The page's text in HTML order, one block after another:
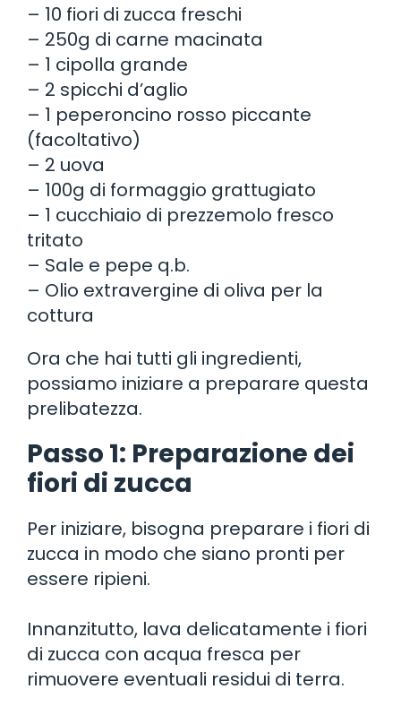
– 10 fiori di zucca freschi
– 250g di carne macinata
– 1 cipolla grande
– 2 spicchi d’aglio
– 1 peperoncino rosso piccante
(facoltativo)
– 2 uova
– 100g di formaggio grattugiato
– 1 cucchiaio di prezzemolo fresco
tritato
– Sale e pepe q.b.
– Olio extravergine di oliva per la
cottura
Ora che hai tutti gli ingredienti,
possiamo iniziare a preparare questa
prelibatezza.
Passo 1: Preparazione dei
fiori di zucca
Per iniziare, bisogna preparare i fiori di
zucca in modo che siano pronti per
essere ripieni.
Innanzitutto, lava delicatamente i fiori
di zucca con acqua fresca per
rimuovere eventuali residui di terra.